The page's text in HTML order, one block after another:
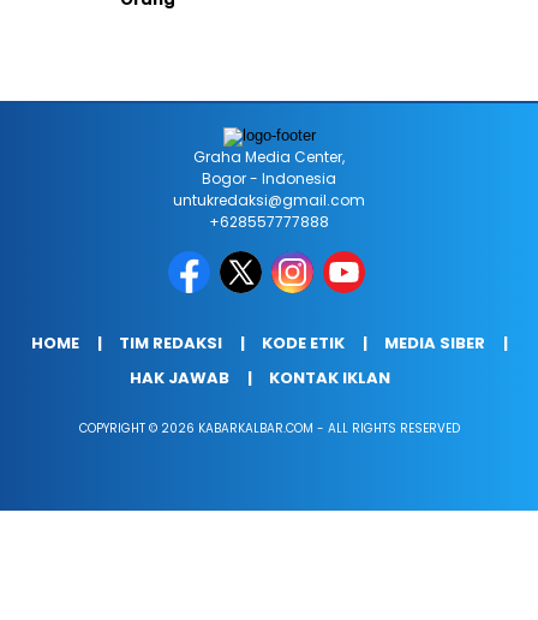
Graha Media Center,
Bogor - Indonesia
untukredaksi@gmail.com
+628557777888
HOME TIM REDAKSI KODE ETIK
MEDIA SIBER
HAK JAWAB
KONTAK IKLAN
COPYRIGHT © 2026 KABARKALBAR.COM - ALL RIGHTS RESERVED